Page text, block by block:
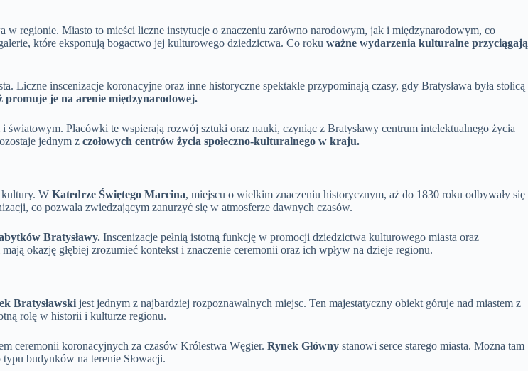
regionie. Miasto to mieści liczne instytucje o znaczeniu zarówno narodowym, jak i międzynarodowym, co
które eksponują bogactwo jej kulturowego dziedzictwa. Co roku ważne wydarzenia kulturalne przyciągają
inscenizacje koronacyjne oraz inne historyczne spektakle przypominają czasy, gdy Bratysława była stolicą
promuje je na arenie międzynarodowej.
Placówki te wspierają rozwój sztuki oraz nauki, czyniąc z Bratysławy centrum intelektualnego życia
jednym z czołowych centrów życia społeczno-kulturalnego w kraju.
kultury. W Katedrze Świętego Marcina, miejscu o wielkim znaczeniu historycznym, aż do 1830 roku odbywały się
co pozwala zwiedzającym zanurzyć się w atmosferze dawnych czasów.
Bratysławy. Inscenizacje pełnią istotną funkcję w promocji dziedzictwa kulturowego miasta oraz
okazję głębiej zrozumieć kontekst i znaczenie ceremonii oraz ich wpływ na dzieje regionu.
Bratysławski jest jednym z najbardziej rozpoznawalnych miejsc. Ten majestatyczny obiekt góruje nad miastem z
rolę w historii i kulturze regionu.
ceremonii koronacyjnych za czasów Królestwa Węgier. Rynek Główny stanowi serce starego miasta. Można tam
budynków na terenie Słowacji.